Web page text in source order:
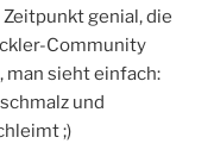
genial, die
Community
man sieht einfach:
und
;)